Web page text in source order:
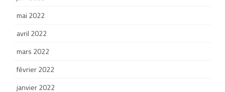
mai 2022
avril 2022
mars 2022
février 2022
janvier 2022